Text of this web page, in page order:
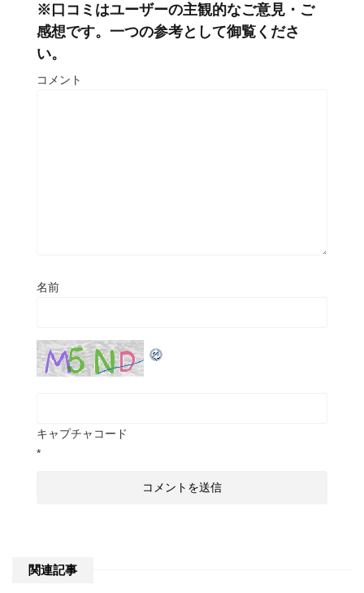
※口コミはユーザーの主観的なご意見・ご
感想です。一つの参考として御覧くださ
い。
コメント
名前
キャプチャコード
*
関連記事